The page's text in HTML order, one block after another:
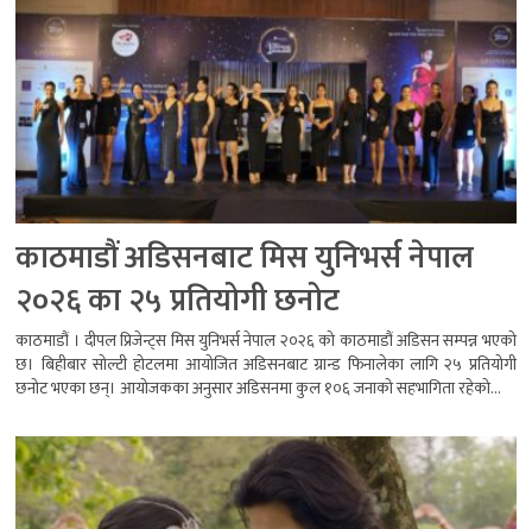
काठमाडौं अडिसनबाट मिस युनिभर्स नेपाल
२०२६ का २५ प्रतियोगी छनोट
काठमाडौं । दीपल प्रिजेन्ट्स मिस युनिभर्स नेपाल २०२६ को काठमाडौं अडिसन सम्पन्न भएको
छ। बिहीबार सोल्टी होटलमा आयोजित अडिसनबाट ग्रान्ड फिनालेका लागि २५ प्रतियोगी
छनोट भएका छन्। आयोजकका अनुसार अडिसनमा कुल १०६ जनाको सहभागिता रहेको...